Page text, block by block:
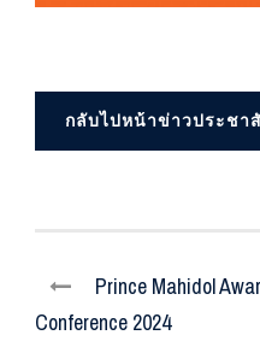
กลับไปหน้าข่าวประชา
Prince Mahidol
Conference 2024